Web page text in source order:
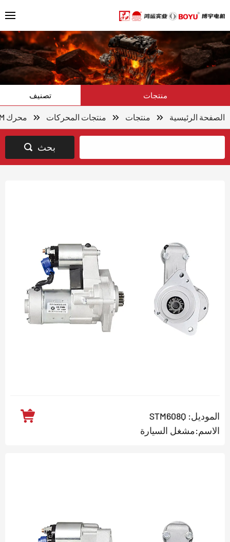
منتجات تصنيف
الصفحة الرئيسية منتجات منتجات المحركات محرك OEM
بحث
الموديل: STM608Q
الاسم:مشغل السيارة